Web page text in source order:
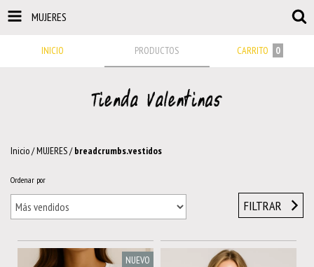
MUJERES
INICIO PRODUCTOS CARRITO 0
Inicio/MUJERES/ breadcrumbs.vestidos
Ordenar por
FILTRAR
NUEVO